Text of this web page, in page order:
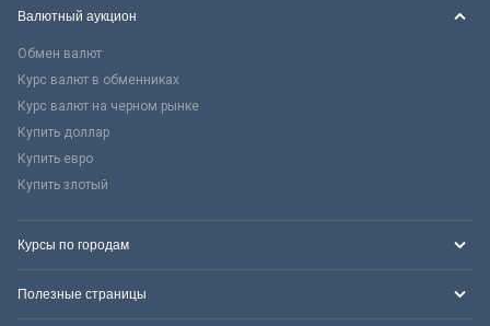
Валютный аукцион
Обмен валют
Курс валют в обменниках
Курс валют на черном рынке
Купить доллар
Купить евро
Купить злотый
Курсы по городам
Полезные страницы